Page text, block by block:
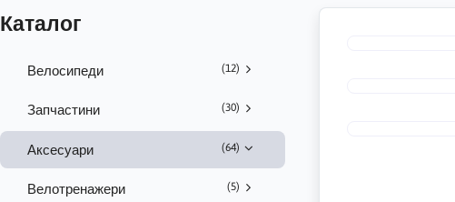
Каталог
Велосипеди (12)
Запчастини (30)
Аксесуари (64)
Велотренажери (5)